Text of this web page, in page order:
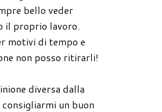
bello veder
il proprio lavoro.
motivi di tempo e
non posso ritirarli!
diversa dalla
un buon